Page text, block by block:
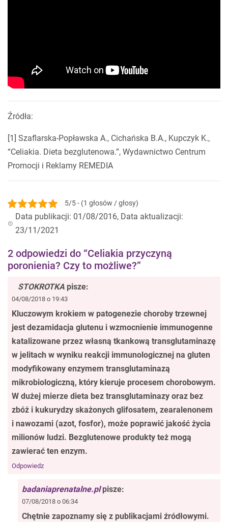
Źródła:
[1] Szaflarska-Popławska A., Cichańska B.A., Kupczyk K.,
“Celiakia. Dieta bezglutenowa.”, Wydawnictwo Centrum
Promocji i Reklamy REMEDIA
5/5 - (1 głosów / głosy)
Data publikacji: 01/08/2016, Data aktualizacji:
23/11/2021
2 odpowiedzi do “Celiakia przyczyną
poronienia? Czy to możliwe?”
STOKROTKA pisze:
04/08/2018 o 19:43
Kluczowym krokiem w patogenezie choroby trzewnej
jest dezamidacja glutenu i wzmocnienie immunogenne
katalizowane przez własną tkankową transglutaminazę
w jelitach w wyniku reakcji immunologicznej na gluten
modyfikowany enzymem transglutaminazą
mikrobiologiczną, który kieruje procesem chorobowym.
W dużej mierze dieta bez transglutaminazy oraz bez
zbóż i kukurydzy skażonych glifosatem, zearalenonem
i nawozami (azot, fosfor), może poprawić jakość życia
milionów ludzi. Bezglutenowe produkty też mogą
zawierać ten enzym.
Odpowiedz
badaniaprenatalne.pl pisze:
07/08/2018 o 06:34
Chętnie zapoznamy się z publikacjami źródłowymi.